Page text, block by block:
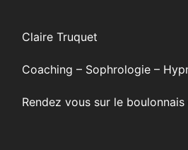
Claire Truquet
Coaching – Sophrologie –
Rendez vous sur le